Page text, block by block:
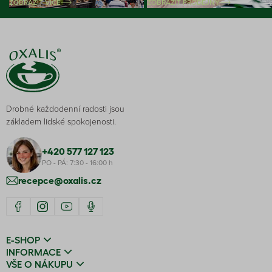
ZOBRAZIT VÍCE ZOBRAZIT PRODEJNY
Drobné každodenní radosti jsou
základem lidské spokojenosti.
+420 577 127 123
PO - PÁ: 7:30 - 16:00 h
recepce@oxalis.cz
E-SHOP
INFORMACE
VŠE O NÁKUPU